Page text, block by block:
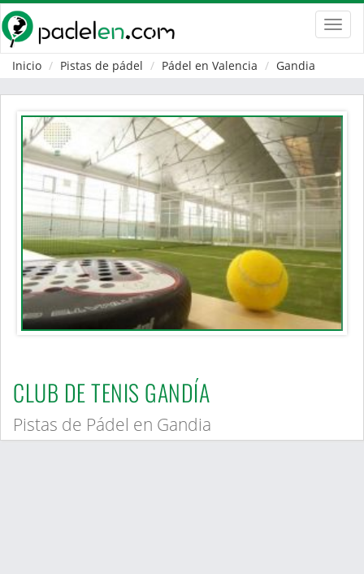
Inicio
Pistas de pádel Pádel en Valencia Gandia
CLUB DE TENIS GANDÍA
Pistas de Pádel en Gandia